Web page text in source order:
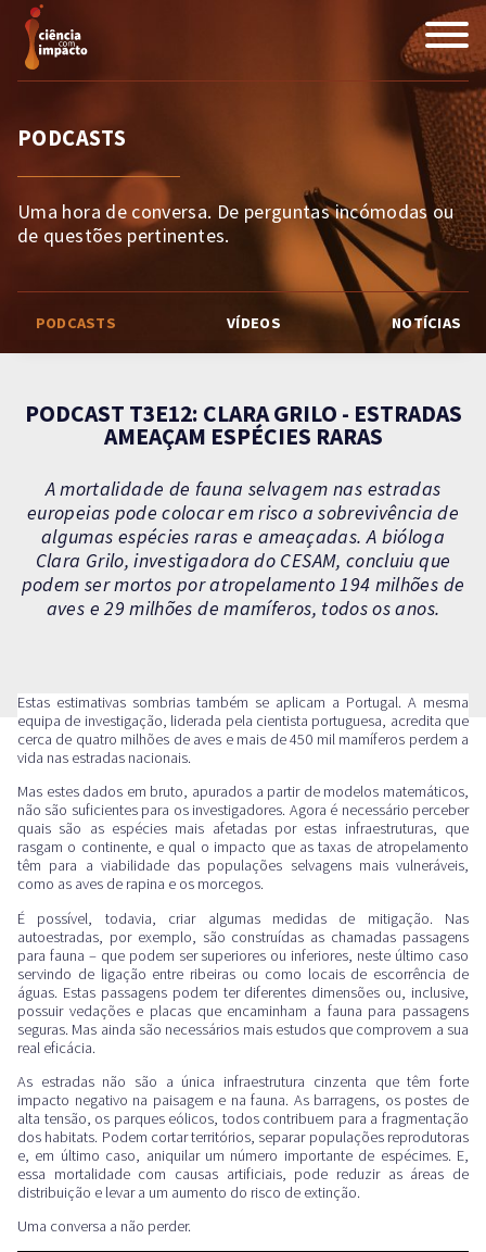
PODCASTS
Uma hora de conversa. De perguntas incómodas ou
de questões pertinentes.
PODCASTS VÍDEOS NOTÍCIAS
PODCAST T3E12: CLARA GRILO - ESTRADAS
AMEAÇAM ESPÉCIES RARAS
A mortalidade de fauna selvagem nas estradas
europeias pode colocar em risco a sobrevivência de
algumas espécies raras e ameaçadas. A bióloga
Clara Grilo, investigadora do CESAM, concluiu que
podem ser mortos por atropelamento 194 milhões de
aves e 29 milhões de mamíferos, todos os anos.
Estas estimativas sombrias também se aplicam a Portugal. A mesma
equipa de investigação, liderada pela cientista portuguesa, acredita que
cerca de quatro milhões de aves e mais de 450 mil mamíferos perdem a
vida nas estradas nacionais.
Mas estes dados em bruto, apurados a partir de modelos matemáticos,
não são suficientes para os investigadores. Agora é necessário perceber
quais são as espécies mais afetadas por estas infraestruturas, que
rasgam o continente, e qual o impacto que as taxas de atropelamento
têm para a viabilidade das populações selvagens mais vulneráveis,
como as aves de rapina e os morcegos.
É possível, todavia, criar algumas medidas de mitigação. Nas
autoestradas, por exemplo, são construídas as chamadas passagens
para fauna – que podem ser superiores ou inferiores, neste último caso
servindo de ligação entre ribeiras ou como locais de escorrência de
águas. Estas passagens podem ter diferentes dimensões ou, inclusive,
possuir vedações e placas que encaminham a fauna para passagens
seguras. Mas ainda são necessários mais estudos que comprovem a sua
real eficácia.
As estradas não são a única infraestrutura cinzenta que têm forte
impacto negativo na paisagem e na fauna. As barragens, os postes de
alta tensão, os parques eólicos, todos contribuem para a fragmentação
dos habitats. Podem cortar territórios, separar populações reprodutoras
e, em último caso, aniquilar um número importante de espécimes. E,
essa mortalidade com causas artificiais, pode reduzir as áreas de
distribuição e levar a um aumento do risco de extinção.
Uma conversa a não perder.